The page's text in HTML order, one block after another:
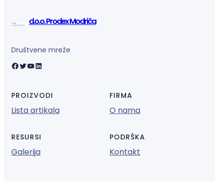
d.o.o. Prodex Modriča
Društvene mreže
Facebook Twitter YouTube LinkedIn
PROIZVODI
Lista artikala
FIRMA
O nama
RESURSI
Galerija
PODRŠKA
Kontakt